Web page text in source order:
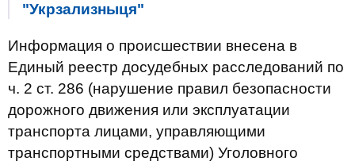
"Укрзализныця"
Информация о происшествии внесена в
Единый реестр досудебных расследований по
ч. 2 ст. 286 (нарушение правил безопасности
дорожного движения или эксплуатации
транспорта лицами, управляющими
транспортными средствами) Уголовного